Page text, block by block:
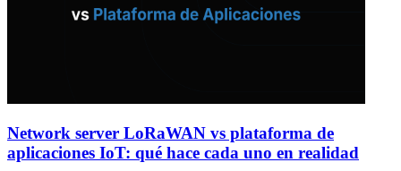
Network server LoRaWAN vs plataforma de
aplicaciones IoT: qué hace cada uno en realidad